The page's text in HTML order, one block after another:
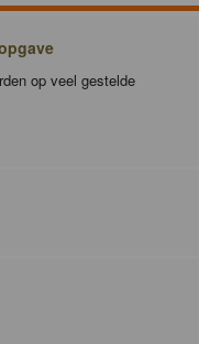
op veel gestelde